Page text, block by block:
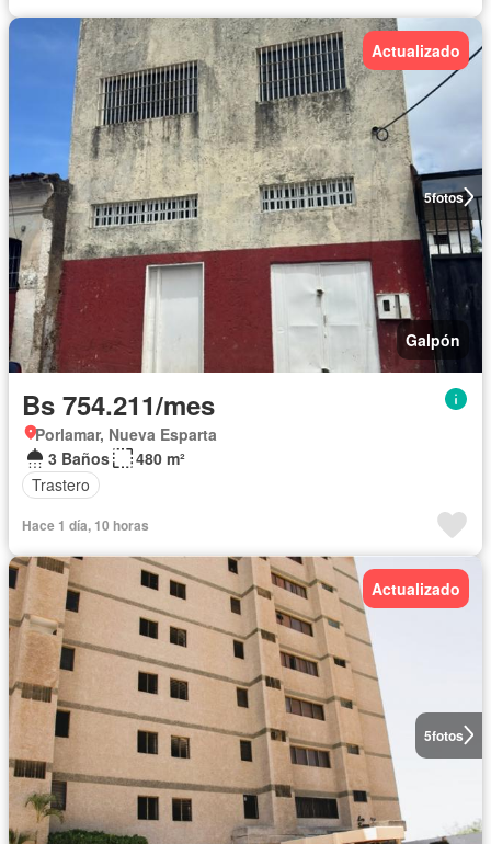
5fotos
Actualizado
Galpón
Bs 754.211/mes
Porlamar, Nueva Esparta
3 Baños
480 m²
Trastero
Hace 1 día, 10 horas
5fotos
Actualizado